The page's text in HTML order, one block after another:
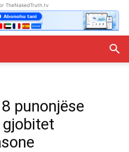
TheNakedTruth.tv
punonjëse